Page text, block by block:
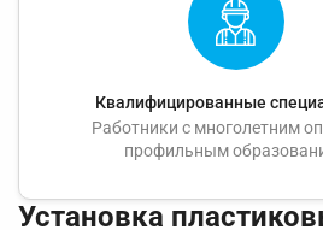
Квалифицированные
Работники с многолетним
профильным
Установка